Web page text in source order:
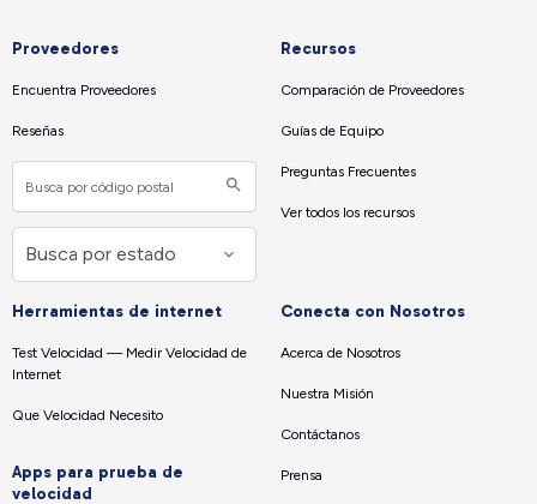
Proveedores
Encuentra Proveedores
Reseñas
Recursos
Comparación de Proveedores
Guías de Equipo
Preguntas Frecuentes
Ver todos los recursos
Herramientas de internet
Test Velocidad — Medir Velocidad de
Internet
Que Velocidad Necesito
Apps para prueba de
velocidad
Conecta con Nosotros
Acerca de Nosotros
Nuestra Misión
Contáctanos
Prensa